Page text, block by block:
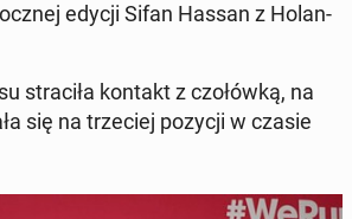
edycji Sifan Hassan z Ho­lan­
stra­ci­ła kontakt z czo­łów­ką, na
się na trze­ciej pozycji w czasie